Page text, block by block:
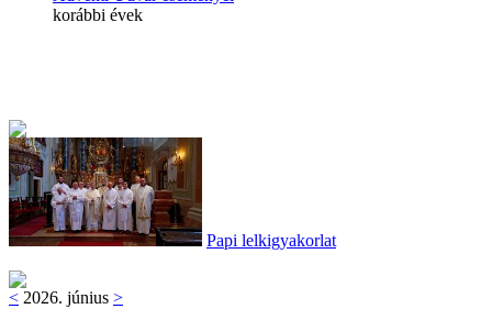
korábbi évek
Papi lelkigyakorlat
< 2026. június >